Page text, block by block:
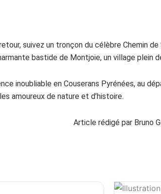
suivez un tronçon du célèbre Chemin
bastide de Montjoie, un village plein
inoubliable en Couserans Pyrénées, au
amoureux de nature et d’histoire.
par Bruno Geibig